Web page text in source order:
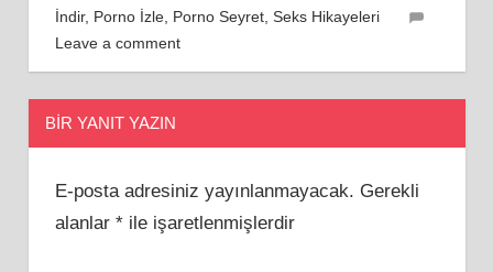
İndir, Porno İzle, Porno Seyret, Seks Hikayeleri
Leave a comment
BIR YANIT YAZIN
E-posta adresiniz yayınlanmayacak. Gerekli
alanlar *ile işaretlenmişlerdir